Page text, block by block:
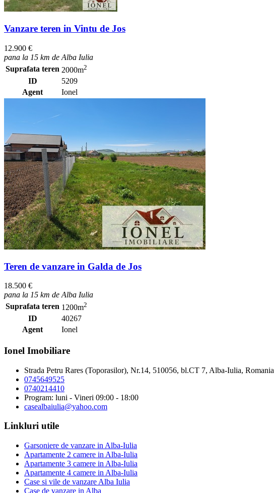
Vanzare teren in Vintu de Jos
12.900 €
pana la 15 km de Alba Iulia
Suprafata teren 2000m2
ID
5209
Agent
Ionel
Teren de vanzare in Galda de Jos
18.500 €
pana la 15 km de Alba Iulia
Suprafata teren 1200m2
ID
40267
Agent
Ionel
Ionel Imobiliare
Strada Petru Rares (Toporasilor), Nr.14, 510056, bl.CT 7, Alba-Iulia, Romania
0745649525
0740214410
Program: luni - Vineri 09:00 - 18:00
casealbaiulia@yahoo.com
Linkluri utile
Garsoniere de vanzare in Alba-Iulia
Apartamente 2 camere in Alba-Iulia
Apartamente 3 camere in Alba-Iulia
Apartamente 4 camere in Alba-Iulia
Case si vile de vanzare Alba Iulia
Case de vanzare in Alba